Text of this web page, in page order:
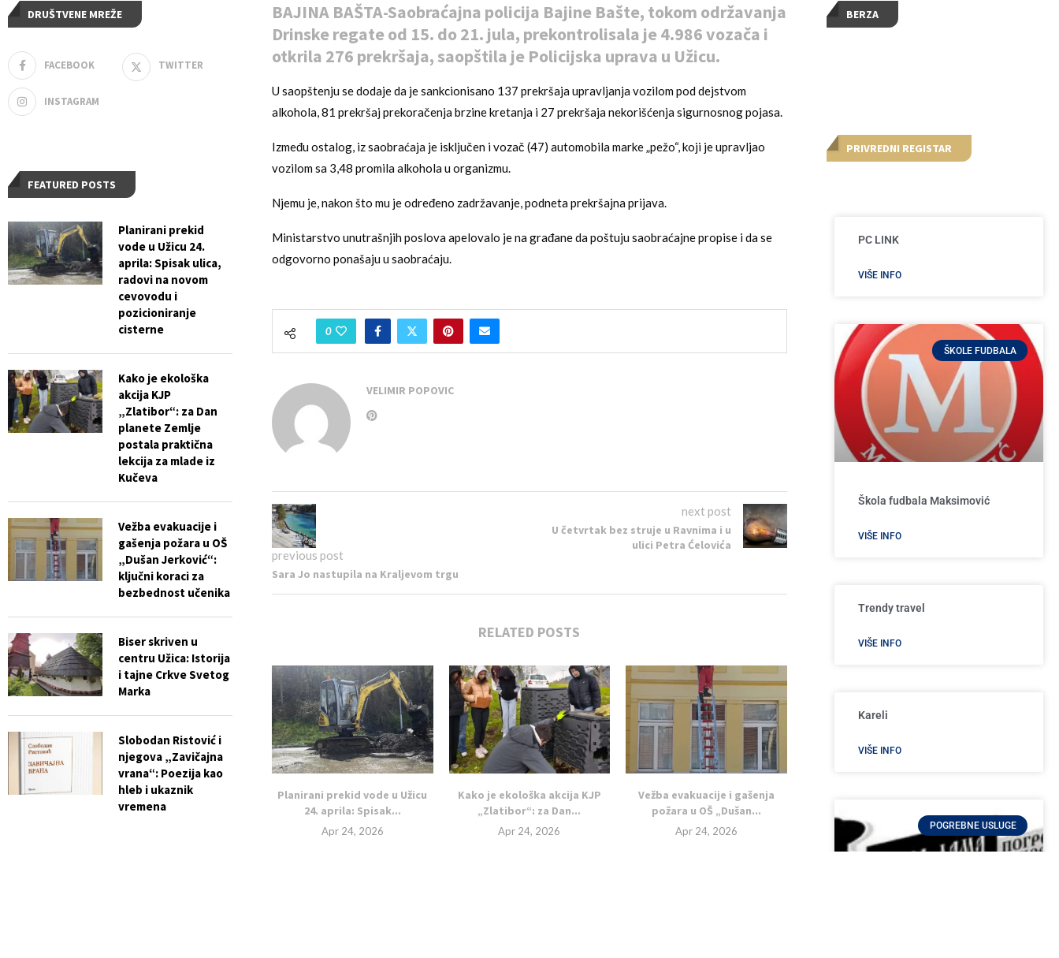
BAJINA BAŠTA-Saobraćajna policija Bajine Bašte, tokom održavanja
Drinske regate od 15. do 21. jula, prekontrolisala je 4.986 vozača i
otkrila 276 prekršaja, saopštila je Policijska uprava u Užicu.
U saopštenju se dodaje da je sankcionisano 137 prekršaja upravljanja vozilom pod dejstvom
alkohola, 81 prekršaj prekoračenja brzine kretanja i 27 prekršaja nekorišćenja sigurnosnog pojasa.
Između ostalog, iz saobraćaja je isključen i vozač (47) automobila marke „pežo“, koji je upravljao
vozilom sa 3,48 promila alkohola u organizmu.
Njemu je, nakon što mu je određeno zadržavanje, podneta prekršajna prijava.
Ministarstvo unutrašnjih poslova apelovalo je na građane da poštuju saobraćajne propise i da se
odgovorno ponašaju u saobraćaju.
0
VELIMIR POPOVIC
previous post
Sara Jo nastupila na Kraljevom trgu
next post
U četvrtak bez struje u Ravnima i u
ulici Petra Ćelovića
RELATED POSTS
Planirani prekid vode u Užicu
24. aprila: Spisak...
Apr 24, 2026
Kako je ekološka akcija KJP
„Zlatibor“: za Dan...
Apr 24, 2026
Vežba evakuacije i gašenja
požara u OŠ „Dušan...
Apr 24, 2026
BERZA
PRIVREDNI REGISTAR
PC LINK
VIŠE INFO
ŠKOLE FUDBALA
Škola fudbala Maksimović
VIŠE INFO
Trendy travel
VIŠE INFO
Kareli
VIŠE INFO
POGREBNE USLUGE
DRUŠTVENE MREŽE
FACEBOOK TWITTER
INSTAGRAM
FEATURED POSTS
Planirani prekid
vode u Užicu 24.
aprila: Spisak ulica,
radovi na novom
cevovodu i
pozicioniranje
cisterne
Kako je ekološka
akcija KJP
„Zlatibor“: za Dan
planete Zemlje
postala praktična
lekcija za mlade iz
Kučeva
Vežba evakuacije i
gašenja požara u OŠ
„Dušan Jerković“:
ključni koraci za
bezbednost učenika
Biser skriven u
centru Užica: Istorija
i tajne Crkve Svetog
Marka
Slobodan Ristović i
njegova „Zavičajna
vrana“: Poezija kao
hleb i ukaznik
vremena